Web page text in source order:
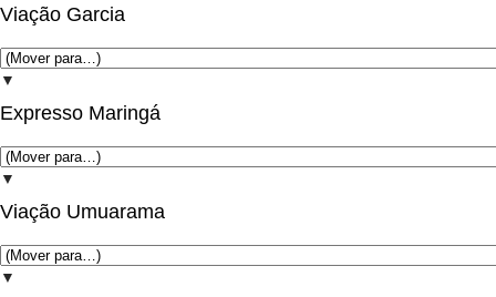
Viação Garcia
▼
Expresso Maringá
▼
Viação Umuarama
▼